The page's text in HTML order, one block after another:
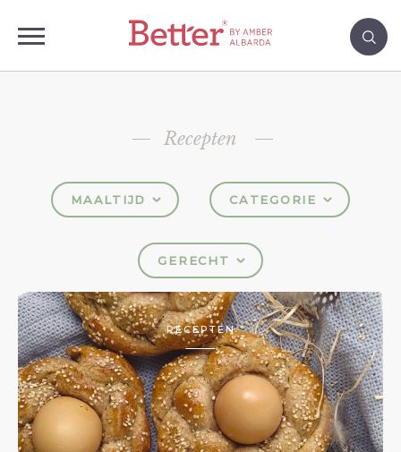
Recepten
MAALTIJD CATEGORIE
GERECHT
RECEPTEN